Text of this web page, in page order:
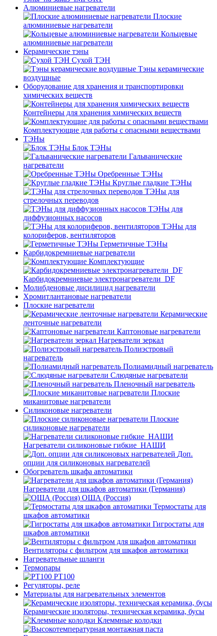
Алюминиевые нагреватели
Плоские
алюминиевые нагреватели
Кольцевые
алюминиевые нагреватели
Керамические тэны
Сухой ТЭН
Тэны керамические
воздушные
Оборудование для хранения и транспортировки
химических веществ
Контейнеры для хранения химических веществ
Комплектующие для работы с опасными веществами
ТЭНы
Блок ТЭНы
Гальванические
нагреватели
Оребренные ТЭНы
Круглые гладкие ТЭНы
ТЭНы для
стрелочных переводов
ТЭНы для
диффузионных насосов
ТЭНы для
колориферов, вентиляторов
Герметичные ТЭНы
Карбидокремниевые нагреватели
Комплектующие
Карбидокремниевые электронагреватели_DF
Молибденовые дисилицид нагреватели
Хромитлантановые нагреватели
Плоские нагреватели
Керамические
ленточные нагреватели
Каптоновые нагреватели
Нагреватели зеркал
Полиэстровый
нагреватель
Полиамидный нагреватель
Слюдяные нагреватели
Пленочный нагреватель
Плоские
миканитовые нагреватели
Силиконовые нагреватели
Плоские
силиконовые нагреватели
Нагреватели силиконовые гибкие_НАШИ
Доп.
опции для силиконовых нагревателей
Обогреватель шкафа автоматики
Нагреватели для шкафов автоматики (Германия)
ОША (Россия)
Термостаты для
шкафов автоматики
Гигростаты для
шкафов автоматики
Вентиляторы с фильтром для шкафов автоматики
Нагревательные шланги
Термопары
PT100
Регуляторы, реле
Материалы для нагревательных элементов
Керамические изоляторы, техническая керамика, бусы
Клеммные колодки